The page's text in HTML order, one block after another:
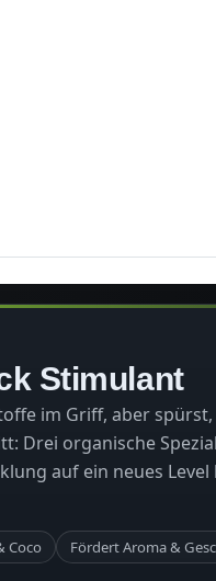
Stimulant
im Griff, aber
Drei organische
auf ein neues
Coco Fördert Aroma &